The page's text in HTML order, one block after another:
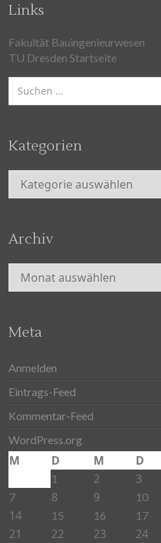
Links
Fakultät Bauingenieurwesen
TU Dresden Startseite
Suchen
nach:
Kategorien
Kategorien
Archiv
Archiv
Meta
Anmelden
Eintrags-Feed
Kommentar-Feed
WordPress.org
M D M D
1 2 3
7 8 9 10
14
15 16 17
21
22 23 24